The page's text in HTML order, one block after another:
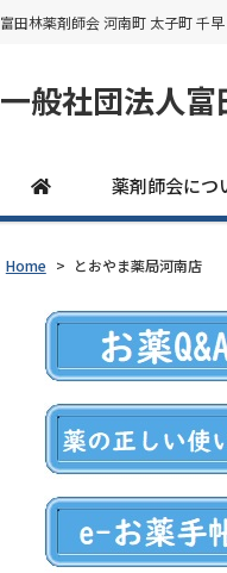
富田林薬剤師会 河南町 太子町 千
一般社団法人
薬剤師会につ
Home > とおやま薬局河南店